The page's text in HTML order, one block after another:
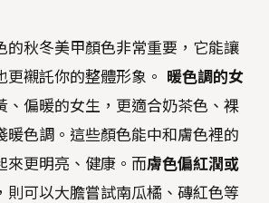
的秋冬美甲顏色非常重要，它能讓
更襯託你的整體形象。 暖色調的女
、偏暖的女生，更適合奶茶色、裸
暖色調。這些顏色能中和膚色裡的
來更明亮、健康。而膚色偏紅潤或
，則可以大膽嘗試南瓜橘、磚紅色等